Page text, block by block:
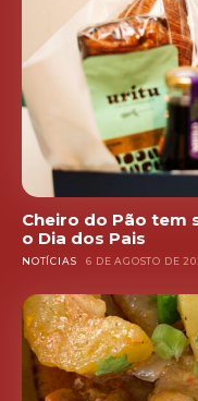
Cheiro do Pão tem
o Dia dos Pais
NOTÍCIAS 6 DE AGOSTO DE